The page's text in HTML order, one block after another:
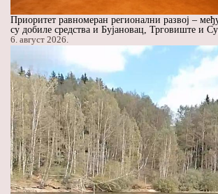
Приоритет равномеран регионални развој –
су добиле средства и Бујановац, Трговиште и
6. август 2026.